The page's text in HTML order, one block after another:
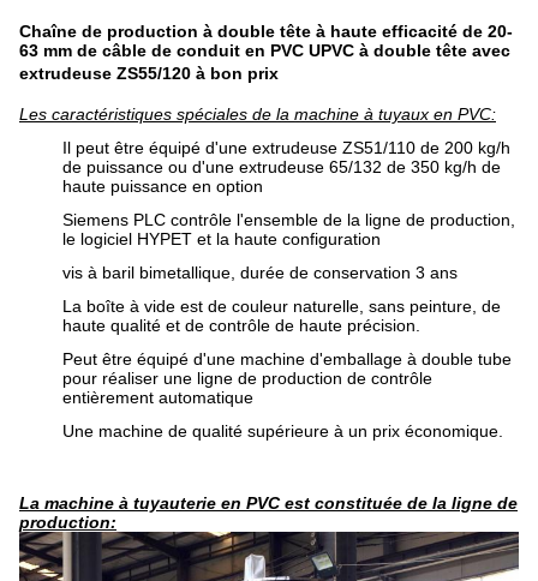
Chaîne de production à double tête à haute efficacité de 20-
63 mm de câble de conduit en PVC UPVC à double tête avec
extrudeuse ZS55/120 à bon prix
Les caractéristiques spéciales de la machine à tuyaux en PVC:
Il peut être équipé d'une extrudeuse ZS51/110 de 200 kg/h
de puissance ou d'une extrudeuse 65/132 de 350 kg/h de
haute puissance en option
Siemens PLC contrôle l'ensemble de la ligne de production,
le logiciel HYPET et la haute configuration
vis à baril bimetallique, durée de conservation 3 ans
La boîte à vide est de couleur naturelle, sans peinture, de
haute qualité et de contrôle de haute précision.
Peut être équipé d'une machine d'emballage à double tube
pour réaliser une ligne de production de contrôle
entièrement automatique
Une machine de qualité supérieure à un prix économique.
La machine à tuyauterie en PVC est constituée de la ligne de
production: